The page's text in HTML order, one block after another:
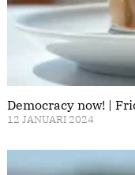
Democracy now! |
12 JANUARI 2024